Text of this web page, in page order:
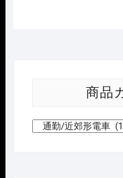
商品